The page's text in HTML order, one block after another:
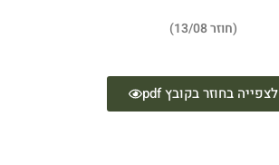
(חוזר 13/08)
לצפייה בחוזר בקובץ pdf